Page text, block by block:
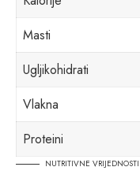
Masti
Ugljikohidrati
Vlakna
Proteini
NUTRITIVNE